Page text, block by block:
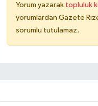
Yorum yazarak topluluk
yorumlardan Gazete
sorumlu tutulamaz.